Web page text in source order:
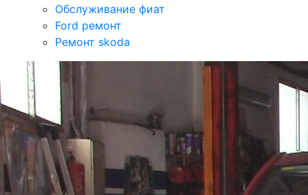
Обслуживание фиат
Ford ремонт
Ремонт skoda